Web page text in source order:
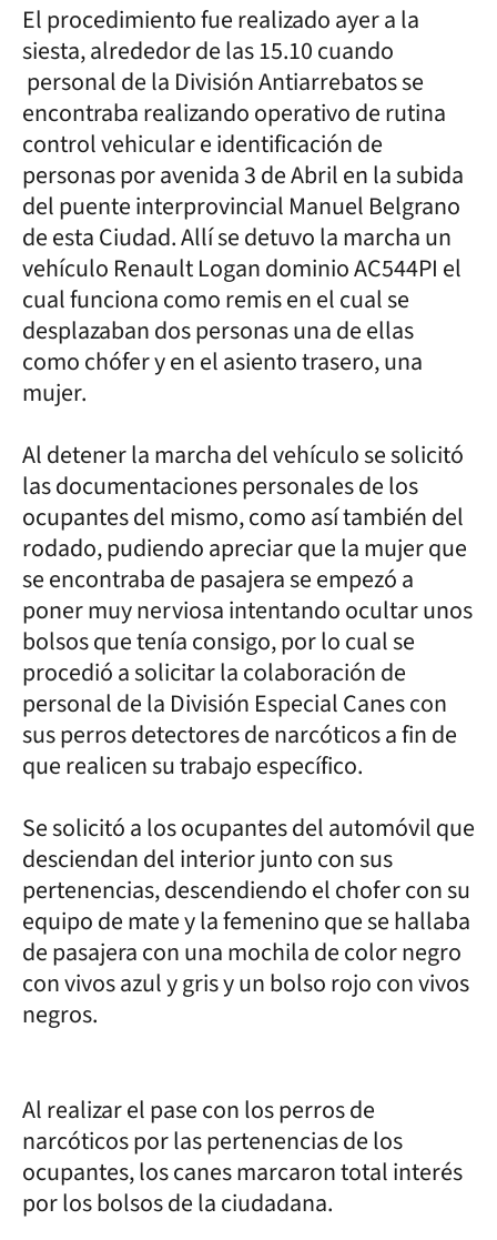
El procedimiento fue realizado ayer a la
siesta, alrededor de las 15.10 cuando
personal de la División Antiarrebatos se
encontraba realizando operativo de rutina
control vehicular e identificación de
personas por avenida 3 de Abril en la subida
del puente interprovincial Manuel Belgrano
de esta Ciudad. Allí se detuvo la marcha un
vehículo Renault Logan dominio AC544PI el
cual funciona como remis en el cual se
desplazaban dos personas una de ellas
como chófer y en el asiento trasero, una
mujer.
Al detener la marcha del vehículo se solicitó
las documentaciones personales de los
ocupantes del mismo, como así también del
rodado, pudiendo apreciar que la mujer que
se encontraba de pasajera se empezó a
poner muy nerviosa intentando ocultar unos
bolsos que tenía consigo, por lo cual se
procedió a solicitar la colaboración de
personal de la División Especial Canes con
sus perros detectores de narcóticos a fin de
que realicen su trabajo específico.
Se solicitó a los ocupantes del automóvil que
desciendan del interior junto con sus
pertenencias, descendiendo el chofer con su
equipo de mate y la femenino que se hallaba
de pasajera con una mochila de color negro
con vivos azul y gris y un bolso rojo con vivos
negros.
Al realizar el pase con los perros de
narcóticos por las pertenencias de los
ocupantes, los canes marcaron total interés
por los bolsos de la ciudadana.